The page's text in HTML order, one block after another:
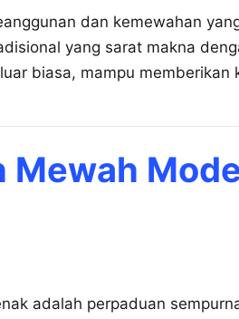
dan kemewahan
yang sarat makna
biasa, mampu memberikan
Mewah
adalah perpaduan